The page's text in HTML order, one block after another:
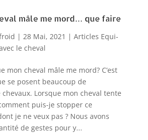
mâle me mord… que faire
| 28 Mai, 2021 | Articles Equi-
le cheval
mon cheval mâle me mord? C’est
se posent beaucoup de
Lorsque mon cheval tente
puis-je stopper ce
je ne veux pas ? Nous avons
de gestes pour y...